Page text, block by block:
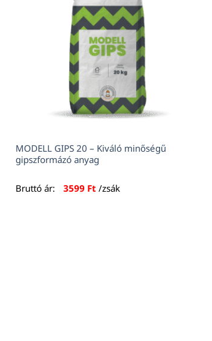
MODELL GIPS 20 – Kiváló minőségű
gipszformázó anyag
Bruttó ár: 3599 Ft /zsák